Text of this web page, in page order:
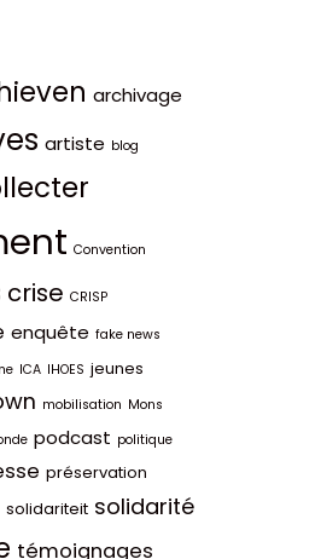
archivage
artiste blog
Convention
crise CRISP
enquête fake news
ICA IHOES jeunes
mobilisation Mons
podcast politique
préservation
solidariteit solidarité
témoignages